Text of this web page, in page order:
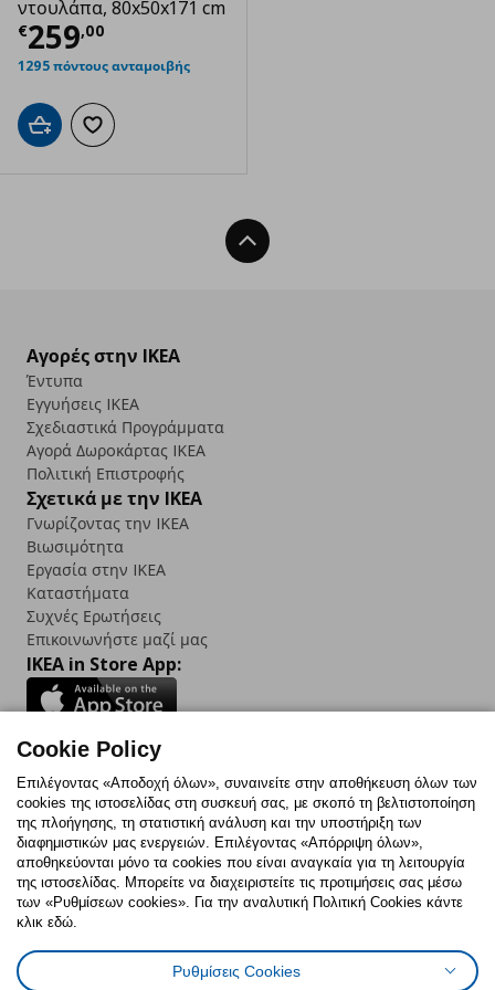
ντουλάπα, 80x50x171 cm
€259,00
Τρέχουσα τιμή
1295 πόντους ανταμοιβής
Προσθήκη στο καλάθι
Προσθήκη στα αγαπημένα
Back To Top
Αγορές στην IKEA
Έντυπα
Εγγυήσεις IKEA
Σχεδιαστικά Προγράμματα
Αγορά Δωρoκάρτας IKEA
Πολιτική Επιστροφής
Σχετικά με την IKEA
Γνωρίζοντας την IKEA
Βιωσιμότητα
Εργασία στην IKEA
Καταστήματα
Συχνές Ερωτήσεις
Επικοινωνήστε μαζί μας
IKEA in Store App:
Follow us:
FacebookInstagram
TikTokYoutubePinterestTwitter
Πολιτική CookiesΔήλωση ψηφιακής προσβασιμότητας
Ρυθμίσεις cookiesΌροι Χρήσης
Cookie Policy
Επιλέγοντας «Αποδοχή όλων», συναινείτε στην αποθήκευση όλων των
cookies της ιστοσελίδας στη συσκευή σας, με σκοπό τη βελτιστοποίηση
της πλοήγησης, τη στατιστική ανάλυση και την υποστήριξη των
διαφημιστικών μας ενεργειών. Επιλέγοντας «Απόρριψη όλων»,
αποθηκεύονται μόνο τα cookies που είναι αναγκαία για τη λειτουργία
της ιστοσελίδας. Μπορείτε να διαχειριστείτε τις προτιμήσεις σας μέσω
των «Ρυθμίσεων cookies». Για την αναλυτική Πολιτική Cookies κάντε
κλικ εδώ.
Ρυθμίσεις Cookies